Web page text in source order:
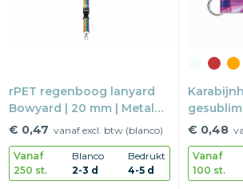
rPET regenboog lanyard
Bowyard | 20 mm | Metalen
haak | Safetyclip
€ 0,47 vanaf excl. btw (blanco)
Vanaf
250 st.
Blanco
2-3 d
Bedrukt
4-5 d
€ 0,48
Vanaf
100 st.